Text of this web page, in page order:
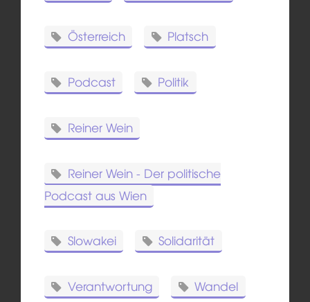
Österreich Platsch
Podcast Politik
Reiner Wein
Reiner Wein - Der politische
Podcast aus Wien
Slowakei Solidarität
Verantwortung Wandel